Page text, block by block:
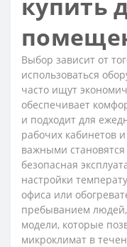
Выбор зависит от
использоваться
часто ищут
обеспечивает
и подходит для
рабочих кабинетов
важными
безопасная
настройки
офиса или
пребыванием
модели, которые
микроклимат в